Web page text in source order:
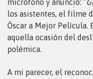
micrófono y anunció: “
los asistentes, el filme
Óscar a Mejor Película.
aquella ocasión del
polémica.
A mi parecer, el